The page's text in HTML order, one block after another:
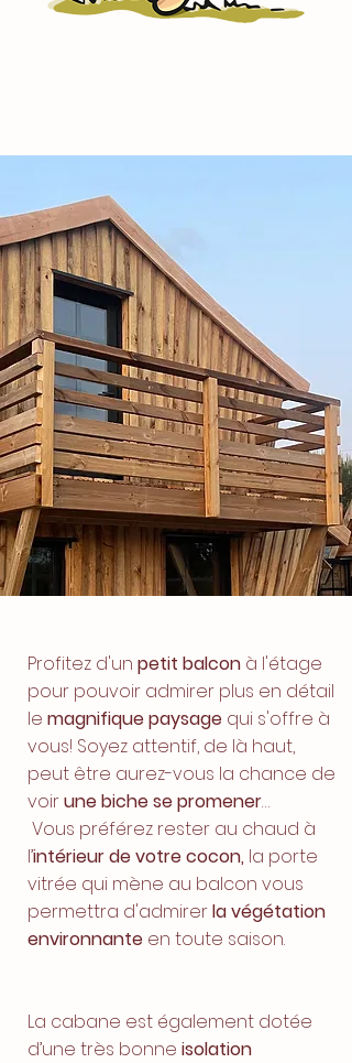
Profitez d'un petit balcon à l'étage
pour pouvoir admirer plus en détail
le magnifique paysage qui s'offre à
vous! Soyez attentif, de là haut,
peut être aurez-vous la chance de
voirune biche se promener…
Vous préférez rester au chaud à
l’intérieur de votre cocon, la porte
vitrée qui mène au balcon vous
permettra d'admirerla végétation
environnante en toute saison.
La cabane est également dotée
d’une très bonne isolation